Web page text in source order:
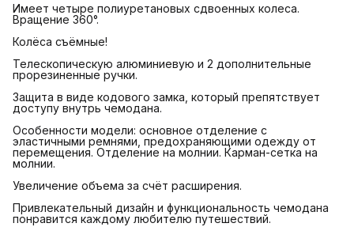
Имеет четыре полиуретановых сдвоенных колеса.
Вращение 360°.
Колёса съёмные!
Телескопическую алюминиевую и 2 дополнительные
прорезиненные ручки.
Защита в виде кодового замка, который препятствует
доступу внутрь чемодана.
Особенности модели: основное отделение с
эластичными ремнями, предохраняющими одежду от
перемещения. Отделение на молнии. Карман-сетка на
молнии.
Увеличение объема за счёт расширения.
Привлекательный дизайн и функциональность чемодана
понравится каждому любителю путешествий.